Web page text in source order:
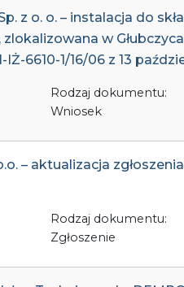
z o. o. – instalacja do
w
6610-1/16/06 z 13
Rodzaj dokumentu:
Wniosek
– aktualizacja
Rodzaj dokumentu:
Zgłoszenie